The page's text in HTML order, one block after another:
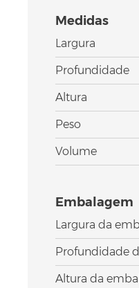
Medidas
Largura
Profundidade
Altura
Peso
Volume
Embalagem
Largura da
Profundidade
Altura da